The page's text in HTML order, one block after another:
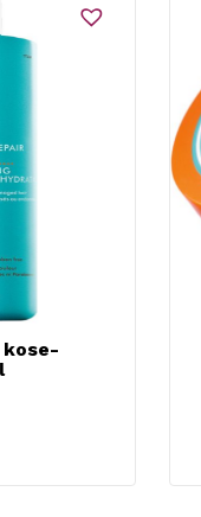
kose-